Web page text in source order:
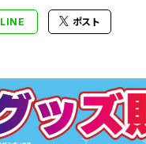
LINE ポスト